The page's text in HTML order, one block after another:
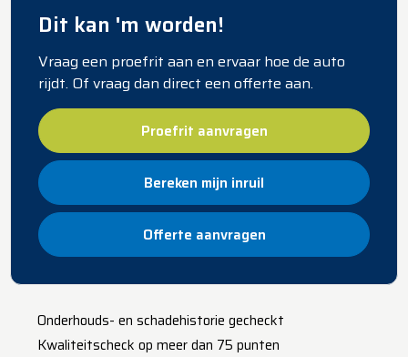
Dit kan 'm worden!
Vraag een proefrit aan en ervaar hoe de auto
rijdt. Of vraag dan direct een offerte aan.
Proefrit aanvragen
Bereken mijn inruil
Offerte aanvragen
​Onderhouds- en schadehistorie gecheckt
Kwaliteitscheck op meer dan 75 punten